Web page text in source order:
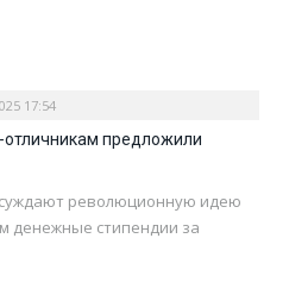
17:54
предложили
революционную идею
денежные стипендии за